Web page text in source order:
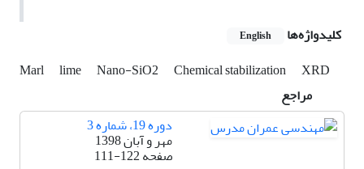
کلیدواژه‌ها
English
Marl lime Nano-SiO2 Chemical stabilization
XRD
مراجع
دوره 19، شماره 3
مهر و آبان 1398
صفحه111-122